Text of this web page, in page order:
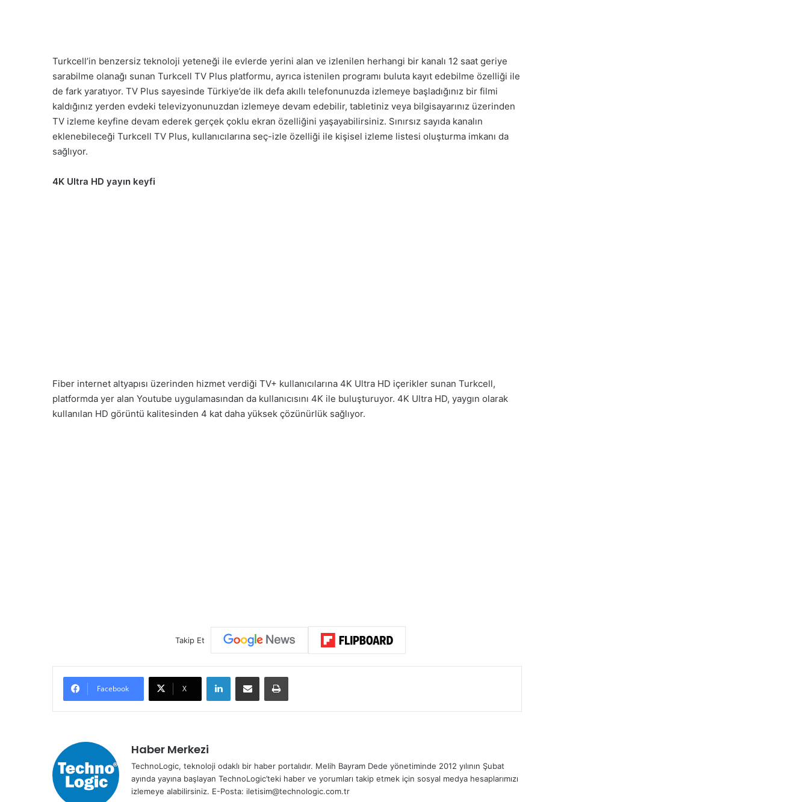
Turkcell’in benzersiz teknoloji yeteneği ile evlerde yerini alan ve izlenilen herhangi bir kanalı 12 saat geriye
sarabilme olanağı sunan Turkcell TV Plus platformu, ayrıca istenilen programı buluta kayıt edebilme özelliği ile
de fark yaratıyor. TV Plus sayesinde Türkiye’de ilk defa akıllı telefonunuzda izlemeye başladığınız bir filmi
kaldığınız yerden evdeki televizyonunuzdan izlemeye devam edebilir, tabletiniz veya bilgisayarınız üzerinden
TV izleme keyfine devam ederek gerçek çoklu ekran özelliğini yaşayabilirsiniz. Sınırsız sayıda kanalın
eklenebileceği Turkcell TV Plus, kullanıcılarına seç-izle özelliği ile kişisel izleme listesi oluşturma imkanı da
sağlıyor.
4K Ultra HD yayın keyfi
Fiber internet altyapısı üzerinden hizmet verdiği TV+ kullanıcılarına 4K Ultra HD içerikler sunan Turkcell,
platformda yer alan Youtube uygulamasından da kullanıcısını 4K ile buluşturuyor. 4K Ultra HD, yaygın olarak
kullanılan HD görüntü kalitesinden 4 kat daha yüksek çözünürlük sağlıyor.
Takip Et
Facebook X
Haber Merkezi
TechnoLogic, teknoloji odaklı bir haber portalıdır. Melih Bayram Dede yönetiminde 2012 yılının Şubat
ayında yayına başlayan TechnoLogic’teki haber ve yorumları takip etmek için sosyal medya hesaplarımızı
izlemeye alabilirsiniz. E-Posta: iletisim@technologic.com.tr